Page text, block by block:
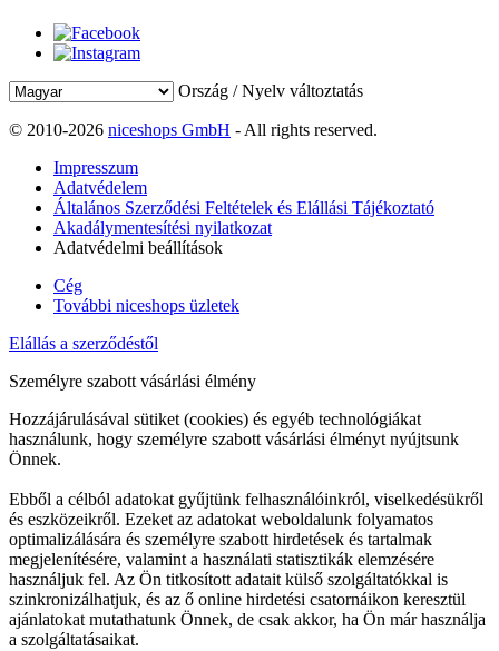
Ország / Nyelv változtatás
© 2010-2026 niceshops GmbH - All rights reserved.
Impresszum
Adatvédelem
Általános Szerződési Feltételek és Elállási Tájékoztató
Akadálymentesítési nyilatkozat
Adatvédelmi beállítások
Cég
További niceshops üzletek
Elállás a szerződéstől
Személyre szabott vásárlási élmény
Hozzájárulásával sütiket (cookies) és egyéb technológiákat
használunk, hogy személyre szabott vásárlási élményt nyújtsunk
Önnek.
Ebből a célból adatokat gyűjtünk felhasználóinkról, viselkedésükről
és eszközeikről. Ezeket az adatokat weboldalunk folyamatos
optimalizálására és személyre szabott hirdetések és tartalmak
megjelenítésére, valamint a használati statisztikák elemzésére
használjuk fel. Az Ön titkosított adatait külső szolgáltatókkal is
szinkronizálhatjuk, és az ő online hirdetési csatornáikon keresztül
ajánlatokat mutathatunk Önnek, de csak akkor, ha Ön már használja
a szolgáltatásaikat.